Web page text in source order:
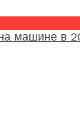
машине в